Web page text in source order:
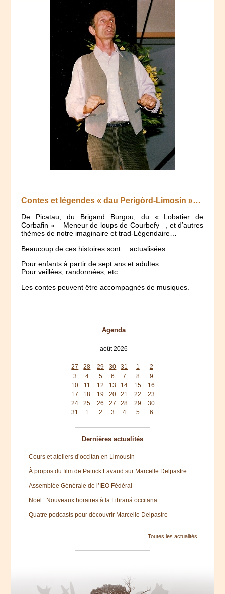
Contes et légendes « dau Perigòrd-Limosin »…
De Picatau, du Brigand Burgou, du « Lobatier de
Corbafin » – Meneur de loups de Courbefy –, et d’autres
thèmes de notre imaginaire et trad-Légendaire…
Beaucoup de ces histoires sont… actualisées…
Pour enfants à partir de sept ans et adultes.
Pour veillées, randonnées, etc.
Les contes peuvent être accompagnés de musiques.
Agenda
août 2026
27
28 29 30 31 1
2
3
4 5 6 7 8
9
10
11 12 13 14 15
16
17
18 19 20 21 22
23
24
25 26 27 28 29
30
31
1 2 3 4 5 6
Dernières actualités
Cours et ateliers d’occitan en Limousin
À propos du film de Patrick Lavaud sur Marcelle Delpastre
Assemblée Générale de l’IEO Fédéral
Noël : Nouveaux horaires à la Librariá occitana
Quatre podcasts pour découvrir Marcelle Delpastre
Toutes les actualités ...